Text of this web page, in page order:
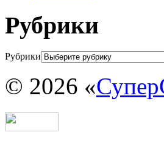
Рубрики
Рубрики
© 2026 «